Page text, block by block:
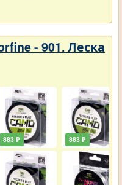
- 901. Леска
883 ₽ 883 ₽